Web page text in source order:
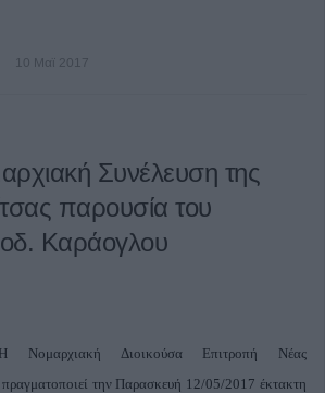
10 Μαϊ 2017
Συνέλευση της
παρουσία του
Καράογλου
Η Νομαρχιακή Διοικούσα Επιτροπή Νέας
την Παρασκευή 12/05/2017 έκτακτη